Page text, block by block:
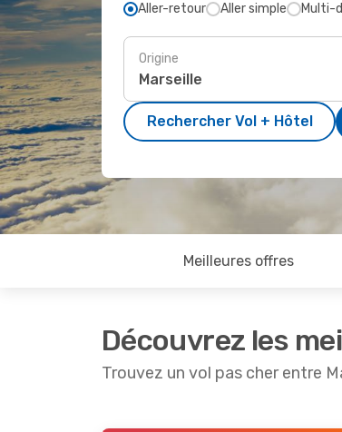
Aller-retour Aller simple Multi-
Origine
Rechercher Vol + Hôtel
Meilleures offres
Découvrez les
Trouvez un vol pas cher entre